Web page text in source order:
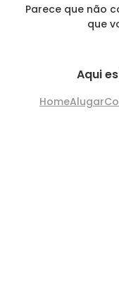
Parece que não
que
Aqui
HomeAlugar